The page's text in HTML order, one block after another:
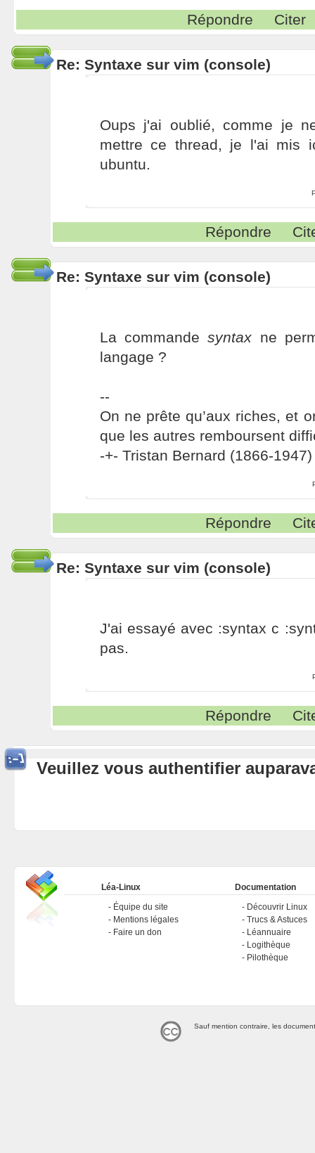
Répondre Citer
Re: Syntaxe sur vim (console)
Oups j'ai oublié, comme je
mettre ce thread, je l'ai mis
ubuntu.
Répondre
Re: Syntaxe sur vim (console)
La commandesyntax ne
langage ?
--
On ne prête qu’aux riches, et
que les autres remboursent
-+- Tristan Bernard (1866-1947)
Répondre
Re: Syntaxe sur vim (console)
J'ai essayé avec :syntax c
pas.
Répondre
Veuillez vous authentifier
Léa-Linux
Équipe du site
Mentions légales
Faire un don
Documentation
Découvrir Linux
Trucs & Astuces
Léannuaire
Logithèque
Pilothèque
Sauf mention contraire, les